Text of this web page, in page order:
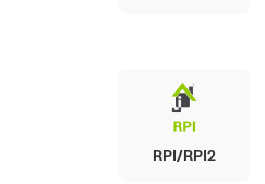
RPI/RPI2